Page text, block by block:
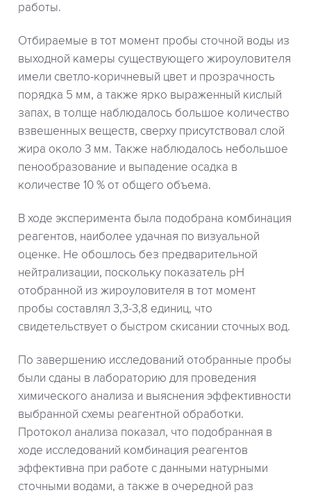
работы.
Отбираемые в тот момент пробы сточной воды из
выходной камеры существующего жироуловителя
имели светло-коричневый цвет и прозрачность
порядка 5 мм, а также ярко выраженный кислый
запах, в толще наблюдалось большое количество
взвешенных веществ, сверху присутствовал слой
жира около 3 мм. Также наблюдалось небольшое
пенообразование и выпадение осадка в
количестве 10 % от общего объема.
В ходе эксперимента была подобрана комбинация
реагентов, наиболее удачная по визуальной
оценке. Не обошлось без предварительной
нейтрализации, поскольку показатель рН
отобранной из жироуловителя в тот момент
пробы составлял 3,3-3,8 единиц, что
свидетельствует о быстром скисании сточных вод.
По завершению исследований отобранные пробы
были сданы в лабораторию для проведения
химического анализа и выяснения эффективности
выбранной схемы реагентной обработки.
Протокол анализа показал, что подобранная в
ходе исследований комбинация реагентов
эффективна при работе с данными натурными
сточными водами, а также в очередной раз